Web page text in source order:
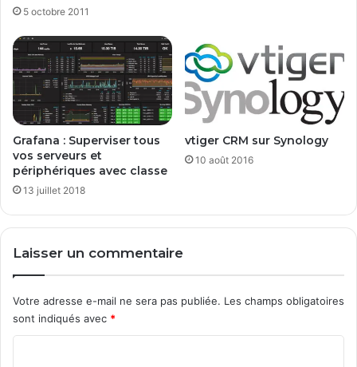
5 octobre 2011
Grafana : Superviser tous
vos serveurs et
périphériques avec classe
13 juillet 2018
vtiger CRM sur Synology
10 août 2016
Laisser un commentaire
Votre adresse e-mail ne sera pas publiée. Les champs obligatoires
sont indiqués avec *